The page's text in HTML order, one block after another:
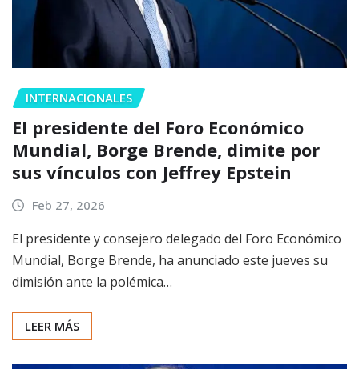
INTERNACIONALES
El presidente del Foro Económico
Mundial, Borge Brende, dimite por
sus vínculos con Jeffrey Epstein
Feb 27, 2026
El presidente y consejero delegado del Foro Económico
Mundial, Borge Brende, ha anunciado este jueves su
dimisión ante la polémica…
LEER MÁS